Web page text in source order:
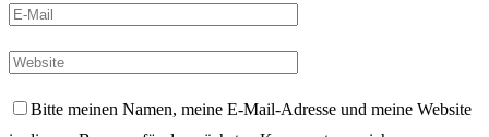
Bitte meinen Namen, meine E-Mail-Adresse und meine Website